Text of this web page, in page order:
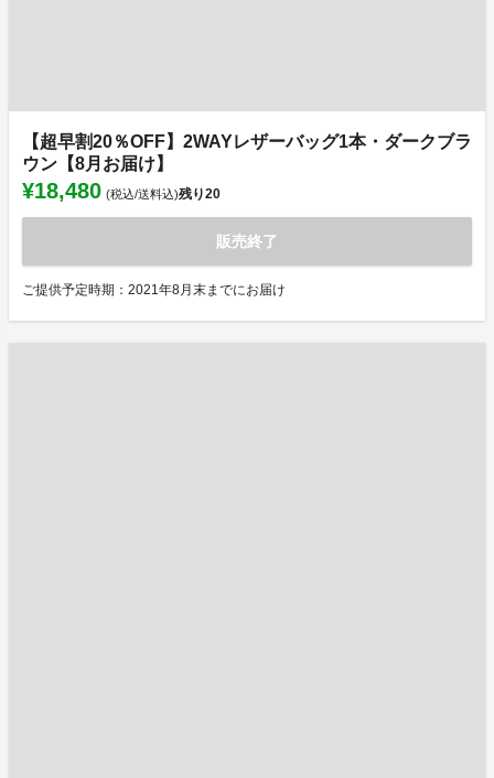
【超早割20％OFF】2WAYレザーバッグ1本・ダークブラ
ウン【8月お届け】
¥18,480 (税込/送料込)残り20
販売終了
ご提供予定時期：2021年8月末までにお届け